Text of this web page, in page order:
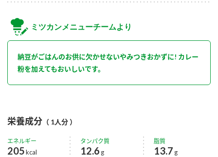
ミツカンメニューチームより
納豆がごはんのお供に欠かせないやみつきおかずに! カレー
粉を加えてもおいしいです。
栄養成分 （ 1人分 ）
エネルギー
205kcal
タンパク質
12.6 g
脂質
13.7 g